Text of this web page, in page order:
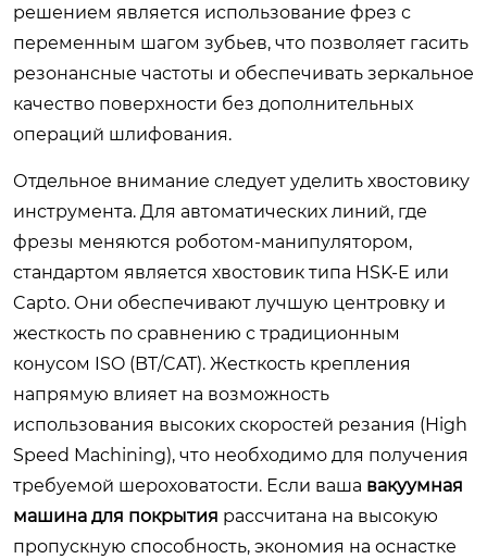
решением является использование фрез с
переменным шагом зубьев, что позволяет гасить
резонансные частоты и обеспечивать зеркальное
качество поверхности без дополнительных
операций шлифования.
Отдельное внимание следует уделить хвостовику
инструмента. Для автоматических линий, где
фрезы меняются роботом-манипулятором,
стандартом является хвостовик типа HSK-E или
Capto. Они обеспечивают лучшую центровку и
жесткость по сравнению с традиционным
конусом ISO (BT/CAT). Жесткость крепления
напрямую влияет на возможность
использования высоких скоростей резания (High
Speed Machining), что необходимо для получения
требуемой шероховатости. Если ваша вакуумная
машина для покрытия рассчитана на высокую
пропускную способность, экономия на оснастке